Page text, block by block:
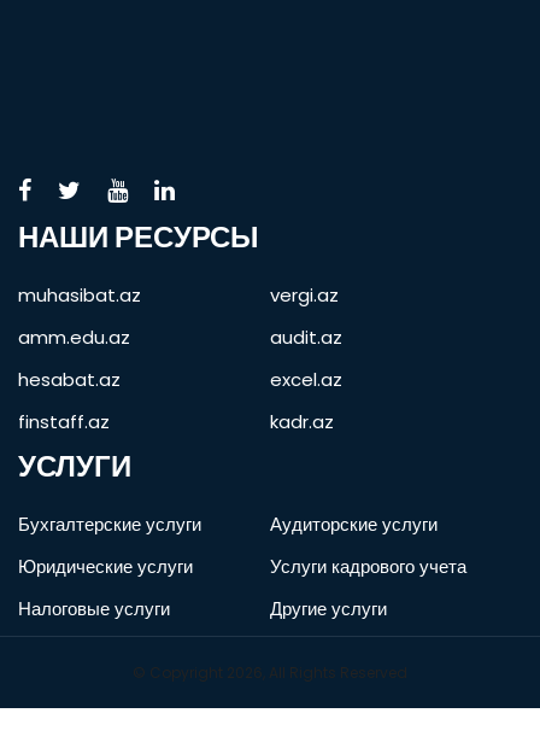
НАШИ РЕСУРСЫ
muhasibat.az
vergi.az
amm.edu.az
audit.az
hesabat.az
excel.az
finstaff.az
kadr.az
УСЛУГИ
Бухгалтерские услуги
Аудиторские услуги
Юридические услуги
Услуги кадрового учета
Налоговые услуги
Другие услуги
© Copyright 2026, All Rights Reserved